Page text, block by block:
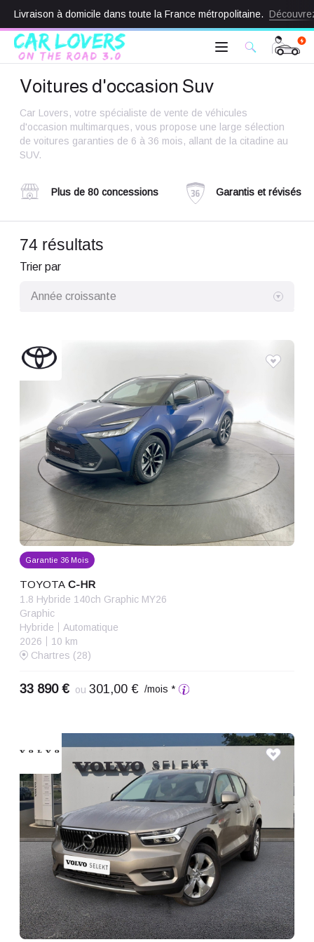
Livraison à domicile dans toute la France métropolitaine.
Voitures d'occasion Suv
Car Lovers, votre spécialiste de vente de véhicules
d'occasion multimarques, vous propose une large sélection
de voitures garanties de 6 à 36 mois, allant de la citadine au
SUV.
Plus de 80 concessions Garantis et révisés
74 résultats
Trier par
Année croissante
Année croissante
Kilométrage croissant
Kilométrage décroissant
Prix croissant
Prix décroissant
Garantie 36 Mois
TOYOTA C-HR
1.8 Hybride 140ch Graphic MY26
Graphic
Hybride
Automatique
2026
10 km
Chartres (28)
33 890 € ou 301,00 € /mois *